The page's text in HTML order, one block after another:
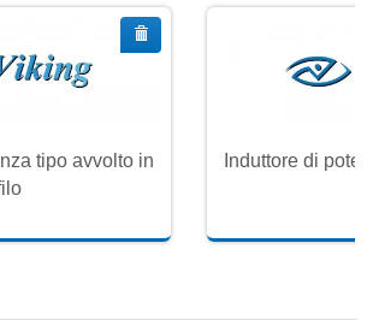
tipo avvolto in
Induttore di